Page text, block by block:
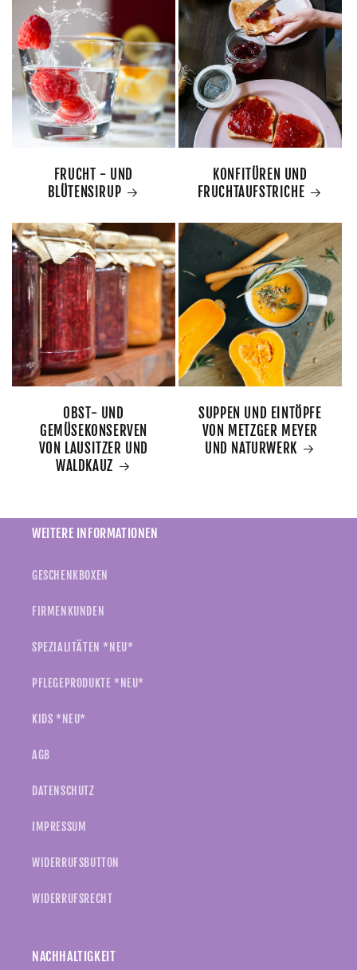
FRUCHT - UND
BLÜTENSIRUP
KONFITÜREN UND
FRUCHTAUFSTRICHE
OBST- UND
GEMÜSEKONSERVEN
VON LAUSITZER UND
WALDKAUZ
SUPPEN UND EINTÖPFE
VON METZGER MEYER
UND NATURWERK
WEITERE INFORMATIONEN
GESCHENKBOXEN
FIRMENKUNDEN
SPEZIALITÄTEN *NEU*
PFLEGEPRODUKTE *NEU*
KIDS *NEU*
AGB
DATENSCHUTZ
IMPRESSUM
WIDERRUFSBUTTON
WIDERRUFSRECHT
NACHHALTIGKEIT